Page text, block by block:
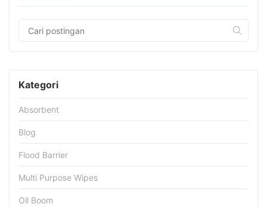
Kategori
Absorbent
Blog
Flood Barrier
Multi Purpose Wipes
Oil Boom